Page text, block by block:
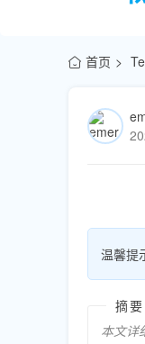
首页
温馨提
摘要
本文详